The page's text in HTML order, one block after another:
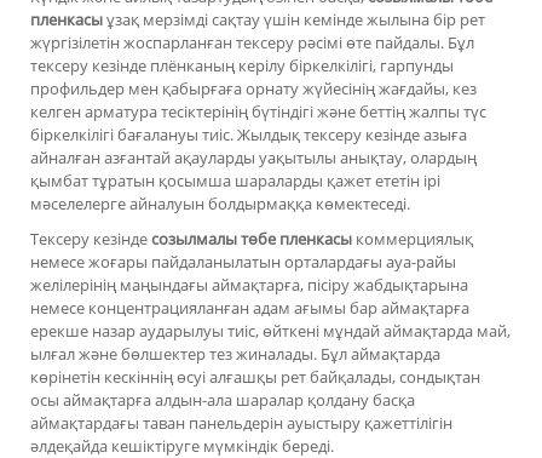
пленкасыұзақ мерзімді сақтау үшін кемінде жылына бір рет
жүргізілетін жоспарланған тексеру рәсімі өте пайдалы. Бұл
тексеру кезінде плёнканың керілу біркелкілігі, гарпунды
профильдер мен қабырғаға орнату жүйесінің жағдайы, кез
келген арматура тесіктерінің бүтіндігі және беттің жалпы түс
біркелкілігі бағалануы тиіс. Жылдық тексеру кезінде азыға
айналған азғантай ақауларды уақытылы анықтау, олардың
қымбат тұратын қосымша шараларды қажет ететін ірі
мәселелерге айналуын болдырмаққа көмектеседі.
Тексеру кезіндесозылмалы төбе пленкасы коммерциялық
немесе жоғары пайдаланылатын орталардағы ауа-райы
желілерінің маңындағы аймақтарға, пісіру жабдықтарына
немесе концентрацияланған адам ағымы бар аймақтарға
ерекше назар аударылуы тиіс, өйткені мұндай аймақтарда май,
ылғал және бөлшектер тез жиналады. Бұл аймақтарда
көрінетін кескіннің өсуі алғашқы рет байқалады, сондықтан
осы аймақтарға алдын-ала шаралар қолдану басқа
аймақтардағы таван панельдерін ауыстыру қажеттілігін
әлдеқайда кешіктіруге мүмкіндік береді.